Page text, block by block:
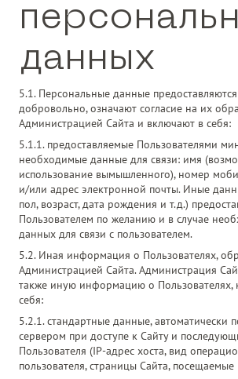
данных
5.1. Персональные данные
добровольно, означают согласие на их
Администрацией Сайта и включают в себя:
5.1.1. предоставляемые Пользователями
необходимые данные для связи: имя
использование вымышленного), номер
и/или адрес электронной почты. Иные
пол, возраст, дата рождения и т.д.)
Пользователем по желанию и в случае
данных для связи с пользователем.
5.2. Иная информация о Пользователях,
Администрацией Сайта. Администрация
также иную информацию о Пользователях,
себя:
5.2.1. стандартные данные, автоматически
сервером при доступе к Сайту и
Пользователя (IP-адрес хоста, вид
пользователя, страницы Сайта, посещаемые